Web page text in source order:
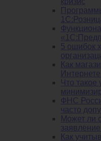
5 ошибок
Как
Что
ФНС
часто
Может ли
Как